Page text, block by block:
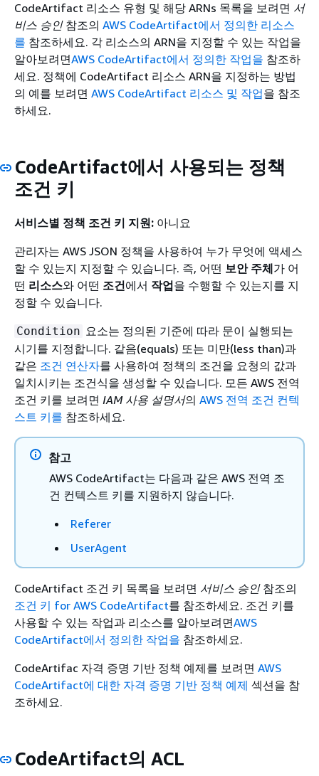
CodeArtifact 리소스 유형 및 해당 ARNs 목록을 보려면 서
비스 승인참조의 AWS CodeArtifact에서 정의한 리소스
를 참조하세요. 각 리소스의 ARN을 지정할 수 있는 작업을
알아보려면AWS CodeArtifact에서 정의한 작업을 참조하
세요. 정책에 CodeArtifact 리소스 ARN을 지정하는 방법
의 예를 보려면 AWS CodeArtifact 리소스 및 작업을 참조
하세요.
CodeArtifact에서 사용되는 정책
조건 키
서비스별 정책 조건 키 지원: 아니요
관리자는 AWS JSON 정책을 사용하여 누가 무엇에 액세스
할 수 있는지 지정할 수 있습니다. 즉, 어떤 보안 주체가 어
떤 리소스와 어떤 조건에서 작업을 수행할 수 있는지를 지
정할 수 있습니다.
Condition 요소는 정의된 기준에 따라 문이 실행되는
시기를 지정합니다. 같음(equals) 또는 미만(less than)과
같은 조건 연산자를 사용하여 정책의 조건을 요청의 값과
일치시키는 조건식을 생성할 수 있습니다. 모든 AWS 전역
조건 키를 보려면 IAM 사용 설명서의 AWS 전역 조건 컨텍
스트 키를 참조하세요.
참고
AWS CodeArtifact는 다음과 같은 AWS 전역 조
건 컨텍스트 키를 지원하지 않습니다.
Referer
UserAgent
CodeArtifact 조건 키 목록을 보려면 서비스 승인참조의
조건 키 for AWS CodeArtifact를 참조하세요. 조건 키를
사용할 수 있는 작업과 리소스를 알아보려면AWS
CodeArtifact에서 정의한 작업을 참조하세요.
CodeArtifac 자격 증명 기반 정책 예제를 보려면 AWS
CodeArtifact에 대한 자격 증명 기반 정책 예제 섹션을 참
조하세요.
CodeArtifact의 ACL